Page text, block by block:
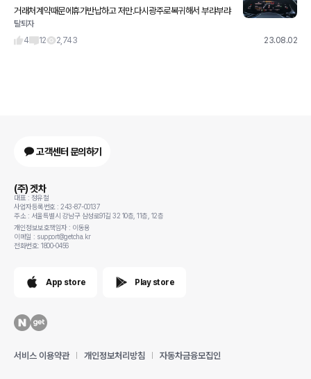
거래처계약때문에휴가반납하고 저만.다시광주로복귀해서 부랴부랴
준비해서.. 전주로가고있네요.. 몇억짜리.장기계약이라 휴가쯤이야ㅋ
ㅋ포기해야죠.. 휴가들잘들보내고계신지요.. 계약 잘되서..담엔 마이
탈퇴자
4
12 2,743 23.08.02
고객센터 문의하기
(주) 겟차
대표 : 정유철
사업자등록번호 : 243-87-00137
주소 : 서울특별시 강남구 삼성로91길 32 10층, 11층, 12층
개인정보보호책임자 : 이동용
이메일 : support@getcha.kr
전화번호: 1800-0456
App store Play store
서비스 이용약관 개인정보처리방침 자동차금융모집인